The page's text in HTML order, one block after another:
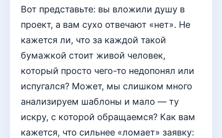
Вот представьте: вы вложили душу в
проект, а вам сухо отвечают «нет». Не
кажется ли, что за каждой такой
бумажкой стоит живой человек,
который просто чего-то недопонял или
испугался? Может, мы слишком много
анализируем шаблоны и мало — ту
искру, с которой обращаемся? Как вам
кажется, что сильнее «ломает» заявку: